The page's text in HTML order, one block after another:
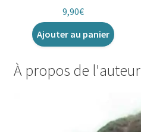
9,90€
Ajouter au panier
À propos de l'auteur